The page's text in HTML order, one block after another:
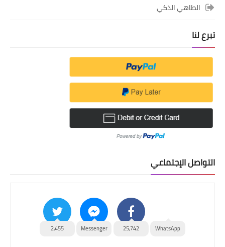
الطاهي الذكي
تبرع لنا
التواصل الإجتماعي
WhatsApp
25,742
Messenger
2,455